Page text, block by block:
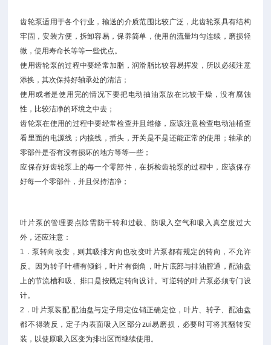
齿轮泵适用于各个行业，输送的介质范围比较广泛，此齿轮泵具有结构
牢固，安装方便，拆卸容易，保养简单，使用的流量均匀连续，磨损轻
微，使用寿命长等等一些优点。
使用齿轮泵的过程中要经常加脂，润滑脂比较容易挥发，所以必须注意
添换，其次保持好轴承处的清洁；
使用或者是使用完的情况下要把电动抽油泵放在比较干燥，没有腐蚀
性，比较洁净的环境之中去；
齿轮泵在使用的过程中要经常检查并且维修，应该注意检查电动油桶查
看里面的电源线；内接线，插头，开关是不是还能正常的使用；轴承的
零部件是否有没有损坏的地方等等一些；
应保存好齿轮泵上的每一个零部件，在拆检齿轮泵的过程中，应该保存
好每一个零部件，并且保持洁净；
叶片泵的管理要点除需防干转和过载、防吸入空气和吸入真空度过大
外，还应注意：
1．泵转向改变，则其吸排方向也改变叶片泵都有规定的转向，不允许
反。因为转子叶槽有倾斜，叶片有倒角，叶片底部与排油腔通，配油盘
上的节流槽和吸、排口是按既定转向设计。可逆转的叶片泵必须专门设
计。
2．叶片泵装配 配油盘与定子用定位销正确定位，叶片、转子、配油盘
都不得装反，定子内表面吸入区部分zui易磨损，必要时可将其翻转安
装，以使原吸入区变为排出区而继续使用。